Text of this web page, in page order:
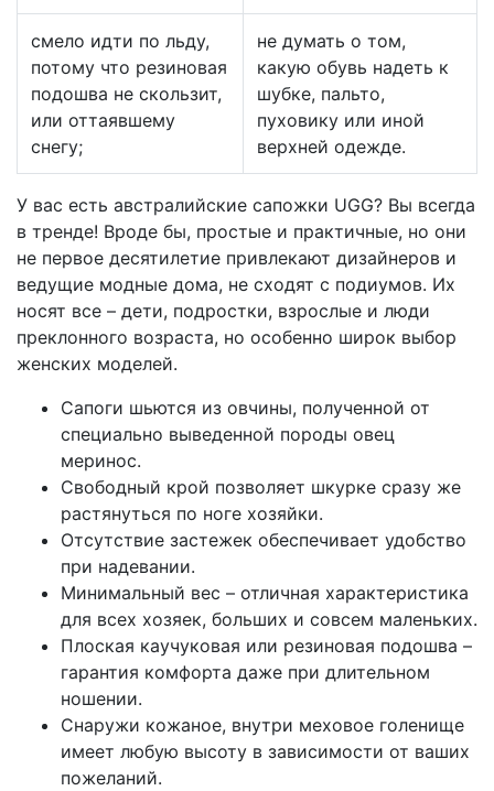
смело идти по льду,
потому что резиновая
подошва не скользит,
или оттаявшему
снегу;
не думать о том,
какую обувь надеть к
шубке, пальто,
пуховику или иной
верхней одежде.
У вас есть австралийские сапожки UGG? Вы всегда
в тренде! Вроде бы, простые и практичные, но они
не первое десятилетие привлекают дизайнеров и
ведущие модные дома, не сходят с подиумов. Их
носят все – дети, подростки, взрослые и люди
преклонного возраста, но особенно широк выбор
женских моделей.
Сапоги шьются из овчины, полученной от
специально выведенной породы овец
меринос.
Свободный крой позволяет шкурке сразу же
растянуться по ноге хозяйки.
Отсутствие застежек обеспечивает удобство
при надевании.
Минимальный вес – отличная характеристика
для всех хозяек, больших и совсем маленьких.
Плоская каучуковая или резиновая подошва –
гарантия комфорта даже при длительном
ношении.
Снаружи кожаное, внутри меховое голенище
имеет любую высоту в зависимости от ваших
пожеланий.